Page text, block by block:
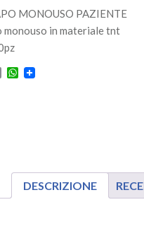
10,90.
attuale
è:
MONOUSO PAZIENTE
monouso in materiale tnt
EmailWhatsApp
DESCRIZIONE